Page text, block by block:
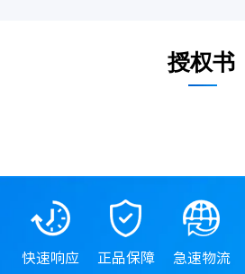
授权书
快速响应 正品保障 急速物流